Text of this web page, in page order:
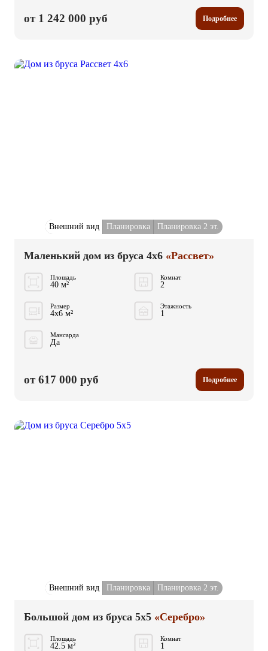
от 1 242 000 руб Подробнее
Внешний вид Планировка Планировка 2 эт.
Маленький дом из бруса 4x6 «Рассвет»
Площадь
40 м²
Комнат
2
Размер
4x6 м²
Этажность
1
Мансарда
Да
от 617 000 руб Подробнее
Внешний вид Планировка Планировка 2 эт.
Большой дом из бруса 5x5 «Серебро»
Площадь
42.5 м²
Комнат
1